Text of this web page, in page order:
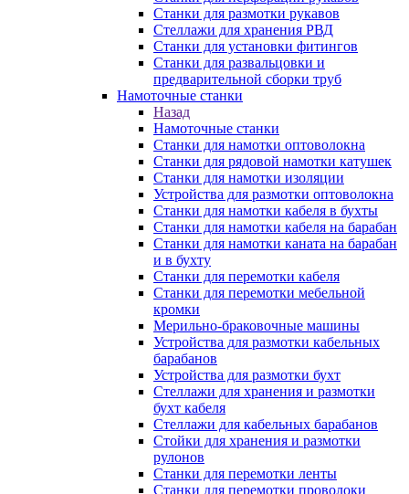
Станки для размотки рукавов
Стеллажи для хранения РВД
Станки для установки фитингов
Станки для развальцовки и
предварительной сборки труб
Намоточные станки
Назад
Намоточные станки
Станки для намотки оптоволокна
Станки для рядовой намотки катушек
Станки для намотки изоляции
Устройства для размотки оптоволокна
Станки для намотки кабеля в бухты
Станки для намотки кабеля на барабан
Станки для намотки каната на барабан
и в бухту
Станки для перемотки кабеля
Станки для перемотки мебельной
кромки
Мерильно-браковочные машины
Устройства для размотки кабельных
барабанов
Устройства для размотки бухт
Стеллажи для хранения и размотки
бухт кабеля
Стеллажи для кабельных барабанов
Стойки для хранения и размотки
рулонов
Станки для перемотки ленты
Станки для перемотки проволоки